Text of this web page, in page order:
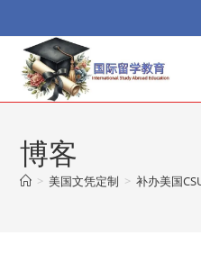
to
content
博客
> 美国文凭定制 > 补办美国